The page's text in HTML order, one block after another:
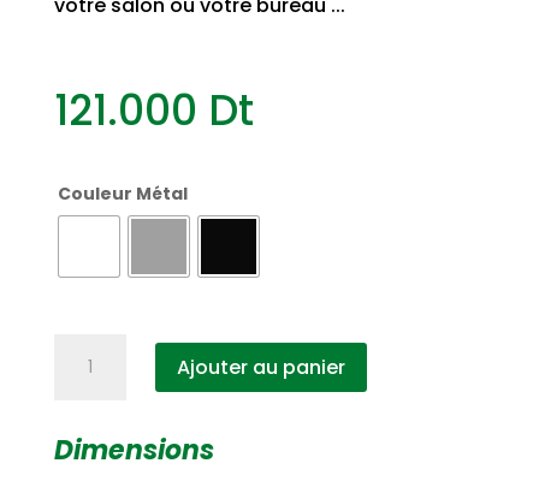
121.000 Dt
Couleur Métal
Para
Ajouter au panier
Dimensions